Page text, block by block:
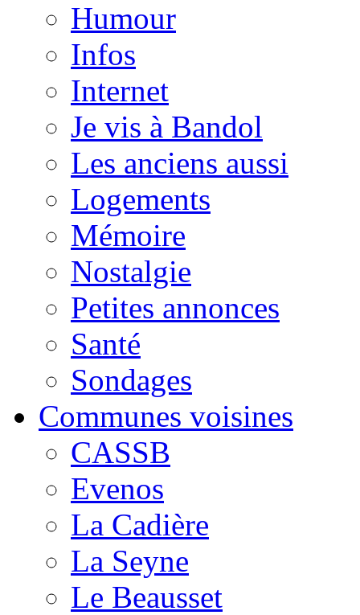
Humour
Infos
Internet
Je vis à Bandol
Les anciens aussi
Logements
Mémoire
Nostalgie
Petites annonces
Santé
Sondages
Communes voisines
CASSB
Evenos
La Cadière
La Seyne
Le Beausset